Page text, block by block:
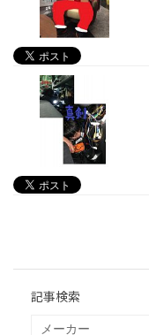
記事検索